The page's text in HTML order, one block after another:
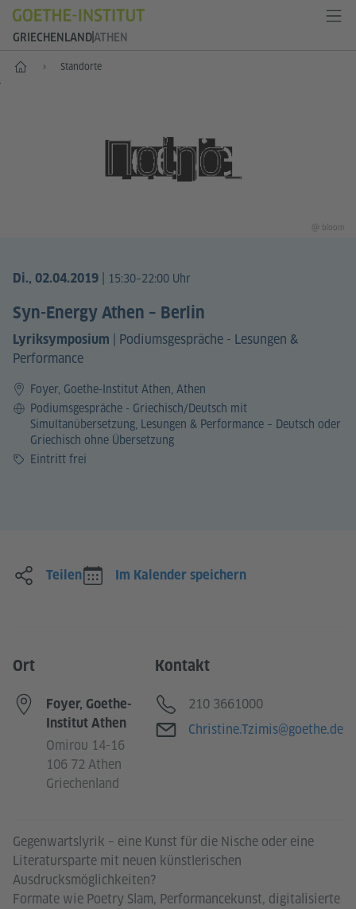
GRIECHENLANDATHEN
Start Standorte
Di., 02.04.2019 15:30–22:00 Uhr
Syn-Energy Athen – Berlin
Lyriksymposium | Podiumsgespräche - Lesungen &
Performance
Foyer, Goethe-Institut Athen, Athen
SprachePodiumsgespräche - Griechisch/Deutsch mit
Simultanübersetzung, Lesungen & Performance – Deutsch oder
Griechisch ohne Übersetzung
PreisEintritt frei
@ bloom
Gegenwartslyrik – eine Kunst für die Nische oder eine
Literatursparte mit neuen künstlerischen
Ausdrucksmöglichkeiten?
Formate wie Poetry Slam, Performancekunst, digitalisierte
Teilen Im Kalender speichern
Ort
Foyer, Goethe-
Institut Athen
Omirou 14-16
106 72 Athen
Griechenland
Kontakt
Telefon
210 3661000
E-Mail
Christine.Tzimis@goethe.de